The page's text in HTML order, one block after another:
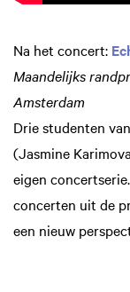
Na het concert:
Maandelijks
Amsterdam
Drie studenten
(Jasmine
eigen
concerten uit de
een nieuw